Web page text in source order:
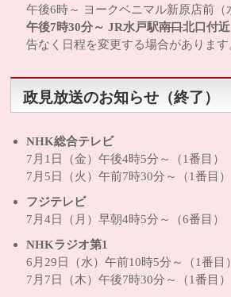
午後6時～ ヨークベニマル新原店前（
午後7時30分～ JR水戸駅南口北口付
告なく日程を変更する場合があります
政見放送のお知らせ（終了）
NHK総合テレビ
7月1日（金）午後4時5分～（1番目）
7月5日（火）午前7時30分～（1番目）
フジテレビ
7月4日（月）早朝4時5分～（6番目）
NHKラジオ第1
6月29日（水）午前10時5分～（1番目）
7月7日（木）午後7時30分～（1番目）